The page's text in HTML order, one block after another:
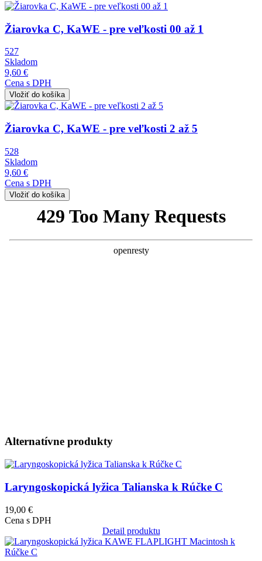
Obrázok
Žiarovka C, KaWE - pre veľkosti 00 až 1
527
Skladom
9,60 €
Cena s DPH
Obrázok
Žiarovka C, KaWE - pre veľkosti 2 až 5
528
Skladom
9,60 €
Cena s DPH
Alternatívne produkty
Obrázok
Laryngoskopická lyžica Talianska k Rúčke C
19,00 €
Cena s DPH
Detail produktu
Obrázok